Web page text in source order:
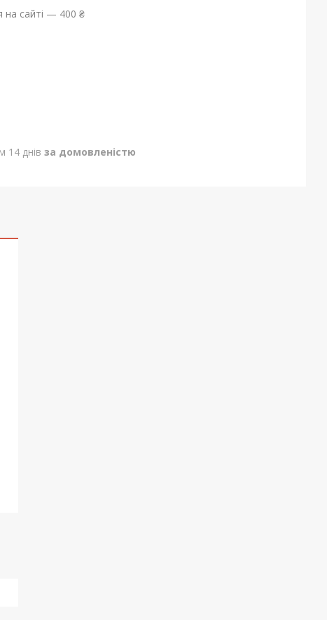
на сайті — 400 ₴
14 днів за домовленістю